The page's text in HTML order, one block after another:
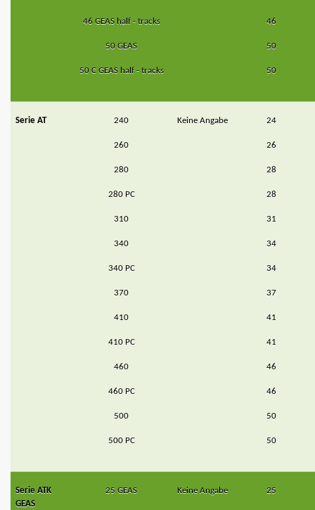
46 GEAS half - tracks
50 GEAS
50 C GEAS half - tracks
46
50
50
Serie AT 240
260
280
280 PC
310
340
340 PC
370
410
410 PC
460
460 PC
500
500 PC
Keine Angabe 24
26
28
28
31
34
34
37
41
41
46
46
50
50
Serie ATK
GEAS
25 GEAS Keine Angabe 25